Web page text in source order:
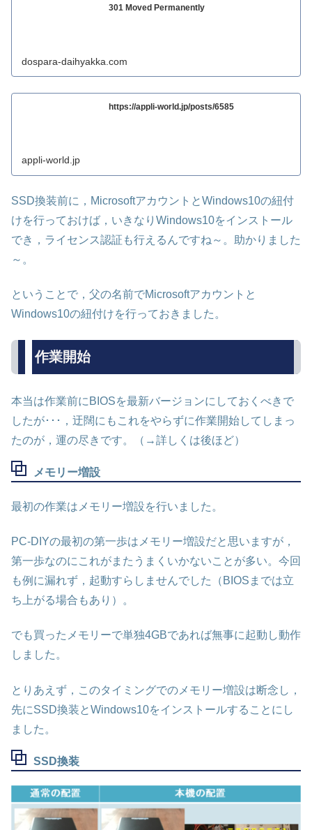
301 Moved Permanently
dospara-daihyakka.com
https://appli-world.jp/posts/6585
appli-world.jp
SSD換装前に，MicrosoftアカウントとWindows10の紐付
けを行っておけば，いきなりWindows10をインストール
でき，ライセンス認証も行えるんですね～。助かりました
～。
ということで，父の名前でMicrosoftアカウントと
Windows10の紐付けを行っておきました。
作業開始
本当は作業前にBIOSを最新バージョンにしておくべきで
したが･･･，迂闊にもこれをやらずに作業開始してしまっ
たのが，運の尽きです。（→詳しくは後ほど）
メモリー増設
最初の作業はメモリー増設を行いました。
PC-DIYの最初の第一歩はメモリー増設だと思いますが，
第一歩なのにこれがまたうまくいかないことが多い。今回
も例に漏れず，起動すらしませんでした（BIOSまでは立
ち上がる場合もあり）。
でも買ったメモリーで単独4GBであれば無事に起動し動作
しました。
とりあえず，このタイミングでのメモリー増設は断念し，
先にSSD換装とWindows10をインストールすることにし
ました。
SSD換装